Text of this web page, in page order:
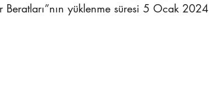
Beratları”nın yüklenme süresi 5 Ocak 2024